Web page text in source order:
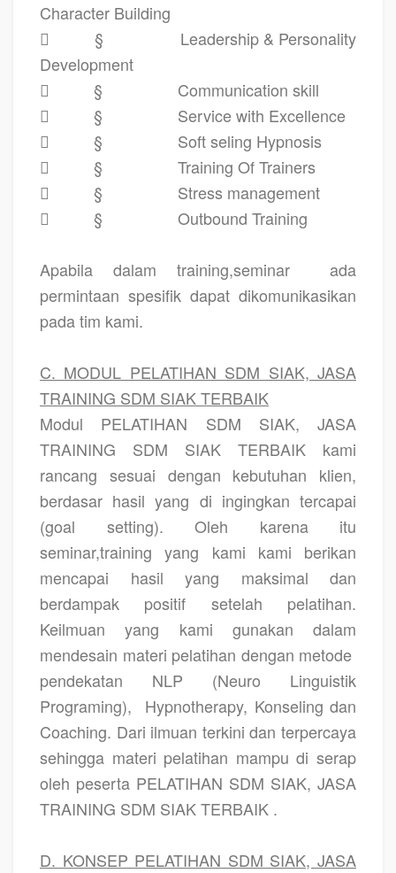
Character Building

§
Leadership & Personality
Development

§
Communication skill

§
Service with Excellence

§
Soft seling Hypnosis

§
Training Of Trainers

§
Stress management

§ Outbound Training
Apabila dalam training,seminar
ada
permintaan spesifik dapat dikomunikasikan
pada tim kami.
C. MODUL PELATIHAN SDM SIAK, JASA
TRAINING SDM SIAK TERBAIK
Modul PELATIHAN SDM SIAK, JASA
TRAINING SDM SIAK TERBAIK kami
rancang sesuai dengan kebutuhan klien,
berdasar hasil yang di ingingkan tercapai
(goal setting). Oleh karena itu
seminar,training yang kami kami berikan
mencapai hasil yang maksimal dan
berdampak positif setelah pelatihan.
Keilmuan yang kami gunakan dalam
mendesain materi pelatihan dengan metode
pendekatan NLP (Neuro Linguistik
Programing),
Hypnotherapy, Konseling dan
Coaching. Dari ilmuan terkini dan terpercaya
sehingga materi pelatihan mampu di serap
oleh peserta PELATIHAN SDM SIAK, JASA
TRAINING SDM SIAK TERBAIK .
D. KONSEP PELATIHAN SDM SIAK, JASA